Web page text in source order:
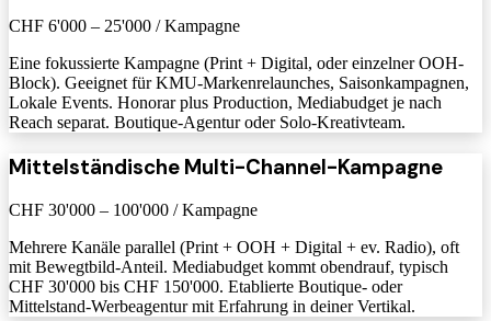
CHF 6'000 – 25'000 / Kampagne
Eine fokussierte Kampagne (Print + Digital, oder einzelner OOH-
Block). Geeignet für KMU-Markenrelaunches, Saisonkampagnen,
Lokale Events. Honorar plus Production, Mediabudget je nach
Reach separat. Boutique-Agentur oder Solo-Kreativteam.
Mittelständische Multi-Channel-Kampagne
CHF 30'000 – 100'000 / Kampagne
Mehrere Kanäle parallel (Print + OOH + Digital + ev. Radio), oft
mit Bewegtbild-Anteil. Mediabudget kommt obendrauf, typisch
CHF 30'000 bis CHF 150'000. Etablierte Boutique- oder
Mittelstand-Werbeagentur mit Erfahrung in deiner Vertikal.